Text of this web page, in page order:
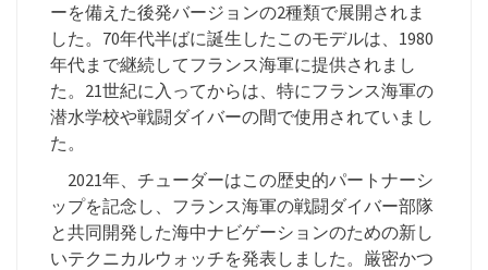
ーを備えた後発バージョンの2種類で展開されま
した。70年代半ばに誕生したこのモデルは、1980
年代まで継続してフランス海軍に提供されまし
た。21世紀に入ってからは、特にフランス海軍の
潜水学校や戦闘ダイバーの間で使用されていまし
た。
2021年、チューダーはこの歴史的パートナーシ
ップを記念し、フランス海軍の戦闘ダイバー部隊
と共同開発した海中ナビゲーションのための新し
いテクニカルウォッチを発表しました。厳密かつ